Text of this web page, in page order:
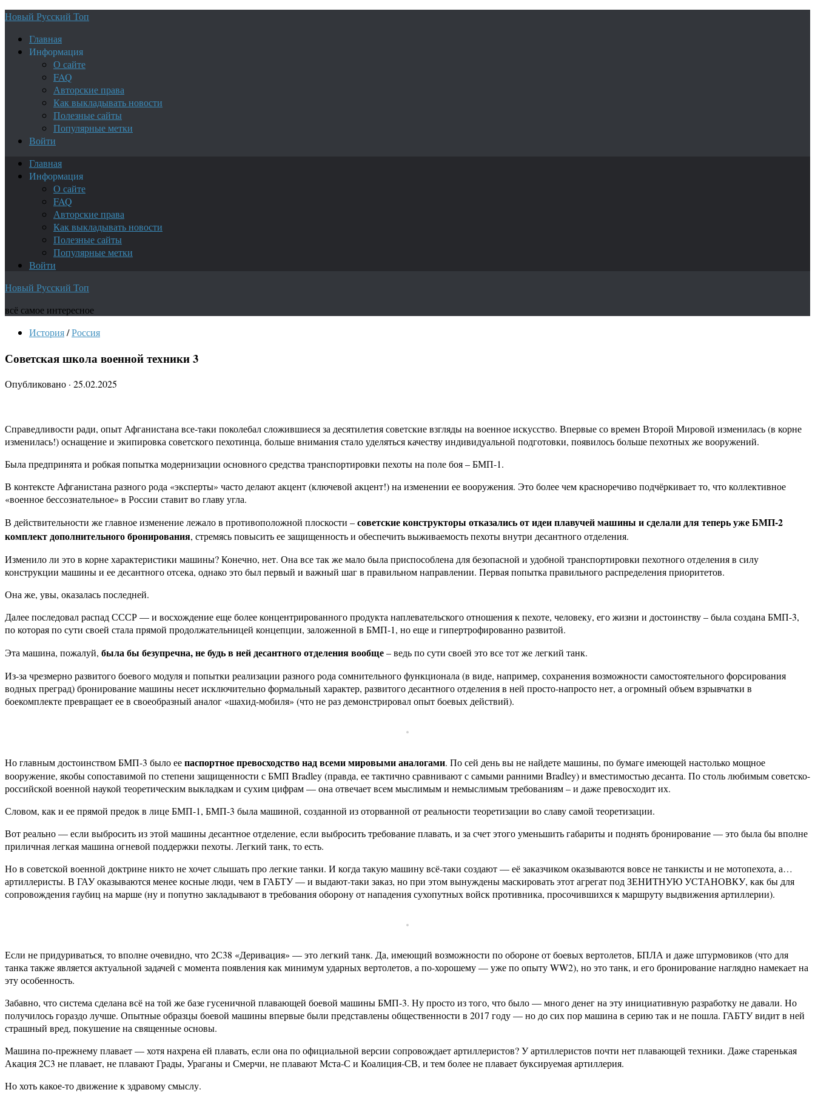
Новый Русский Топ
Главная
Информация
О сайте
FAQ
Авторские права
Как выкладывать новости
Полезные сайты
Популярные метки
Войти
Главная
Информация
О сайте
FAQ
Авторские права
Как выкладывать новости
Полезные сайты
Популярные метки
Войти
Новый Русский Топ
всё самое интересное
История/Россия
Советская школа военной техники 3
Опубликовано · 25.02.2025
Справедливости ради, опыт Афганистана все-таки поколебал сложившиеся за десятилетия советские взгляды на военное искусство. Впервые со времен Второй Мировой изменилась (в корне
изменилась!) оснащение и экипировка советского пехотинца, больше внимания стало уделяться качеству индивидуальной подготовки, появилось больше пехотных же вооружений.
Была предпринята и робкая попытка модернизации основного средства транспортировки пехоты на поле боя – БМП-1.
В контексте Афганистана разного рода «эксперты» часто делают акцент (ключевой акцент!) на изменении ее вооружения. Это более чем красноречиво подчёркивает то, что коллективное
«военное бессознательное» в России ставит во главу угла.
В действительности же главное изменение лежало в противоположной плоскости –советские конструкторы отказались от идеи плавучей машины и сделали для теперь уже БМП-2
комплект дополнительного бронирования, стремясь повысить ее защищенность и обеспечить выживаемость пехоты внутри десантного отделения.
Изменило ли это в корне характеристики машины? Конечно, нет. Она все так же мало была приспособлена для безопасной и удобной транспортировки пехотного отделения в силу
конструкции машины и ее десантного отсека, однако это был первый и важный шаг в правильном направлении. Первая попытка правильного распределения приоритетов.
Она же, увы, оказалась последней.
Далее последовал распад СССР — и восхождение еще более концентрированного продукта наплевательского отношения к пехоте, человеку, его жизни и достоинству – была создана БМП-3,
по которая по сути своей стала прямой продолжательницей концепции, заложенной в БМП-1, но еще и гипертрофированно развитой.
Эта машина, пожалуй, была бы безупречна, не будь в ней десантного отделения вообще– ведь по сути своей это все тот же легкий танк.
Из-за чрезмерно развитого боевого модуля и попытки реализации разного рода сомнительного функционала (в виде, например, сохранения возможности самостоятельного форсирования
водных преград) бронирование машины несет исключительно формальный характер, развитого десантного отделения в ней просто-напросто нет, а огромный объем взрывчатки в
боекомплекте превращает ее в своеобразный аналог «шахид-мобиля» (что не раз демонстрировал опыт боевых действий).
Но главным достоинством БМП-3 было еепаспортное превосходство над всеми мировыми аналогами. По сей день вы не найдете машины, по бумаге имеющей настолько мощное
вооружение, якобы сопоставимой по степени защищенности с БМП Bradley (правда, ее тактично сравнивают с самыми ранними Bradley) и вместимостью десанта. По столь любимым советско-
российской военной наукой теоретическим выкладкам и сухим цифрам — она отвечает всем мыслимым и немыслимым требованиям – и даже превосходит их.
Словом, как и ее прямой предок в лице БМП-1, БМП-3 была машиной, созданной из оторванной от реальности теоретизации во славу самой теоретизации.
Вот реально — если выбросить из этой машины десантное отделение, если выбросить требование плавать, и за счет этого уменьшить габариты и поднять бронирование — это была бы вполне
приличная легкая машина огневой поддержки пехоты. Легкий танк, то есть.
Но в советской военной доктрине никто не хочет слышать про легкие танки. И когда такую машину всё-таки создают — её заказчиком оказываются вовсе не танкисты и не мотопехота, а…
артиллеристы. В ГАУ оказываются менее косные люди, чем в ГАБТУ — и выдают-таки заказ, но при этом вынуждены маскировать этот агрегат под ЗЕНИТНУЮ УСТАНОВКУ, как бы для
сопровождения гаубиц на марше (ну и попутно закладывают в требования оборону от нападения сухопутных войск противника, просочившихся к маршруту выдвижения артиллерии).
Если не придуриваться, то вполне очевидно, что 2С38 «Деривация» — это легкий танк. Да, имеющий возможности по обороне от боевых вертолетов, БПЛА и даже штурмовиков (что для
танка также является актуальной задачей с момента появления как минимум ударных вертолетов, а по-хорошему — уже по опыту WW2), но это танк, и его бронирование наглядно намекает на
эту особенность.
Забавно, что система сделана всё на той же базе гусеничной плавающей боевой машины БМП-3. Ну просто из того, что было — много денег на эту инициативную разработку не давали. Но
получилось гораздо лучше. Опытные образцы боевой машины впервые были представлены общественности в 2017 году — но до сих пор машина в серию так и не пошла. ГАБТУ видит в ней
страшный вред, покушение на священные основы.
Машина по-прежнему плавает — хотя нахрена ей плавать, если она по официальной версии сопровождает артиллеристов? У артиллеристов почти нет плавающей техники. Даже старенькая
Акация 2С3 не плавает, не плавают Грады, Ураганы и Смерчи, не плавают Мста-С и Коалиция-СВ, и тем более не плавает буксируемая артиллерия.
Но хоть какое-то движение к здравому смыслу.